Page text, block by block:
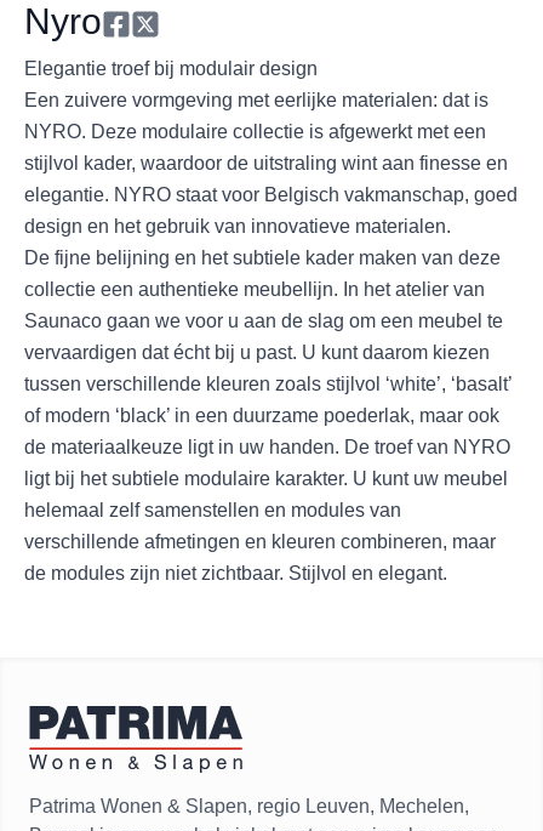
Nyro
Elegantie troef bij modulair design
Een zuivere vormgeving met eerlijke materialen: dat is
NYRO. Deze modulaire collectie is afgewerkt met een
stijlvol kader, waardoor de uitstraling wint aan finesse en
elegantie. NYRO staat voor Belgisch vakmanschap, goed
design en het gebruik van innovatieve materialen.
De fijne belijning en het subtiele kader maken van deze
collectie een authentieke meubellijn. In het atelier van
Saunaco gaan we voor u aan de slag om een meubel te
vervaardigen dat écht bij u past. U kunt daarom kiezen
tussen verschillende kleuren zoals stijlvol ‘white’, ‘basalt’
of modern ‘black’ in een duurzame poederlak, maar ook
de materiaalkeuze ligt in uw handen. De troef van NYRO
ligt bij het subtiele modulaire karakter. U kunt uw meubel
helemaal zelf samenstellen en modules van
verschillende afmetingen en kleuren combineren, maar
de modules zijn niet zichtbaar. Stijlvol en elegant.
Patrima Wonen & Slapen, regio Leuven, Mechelen,